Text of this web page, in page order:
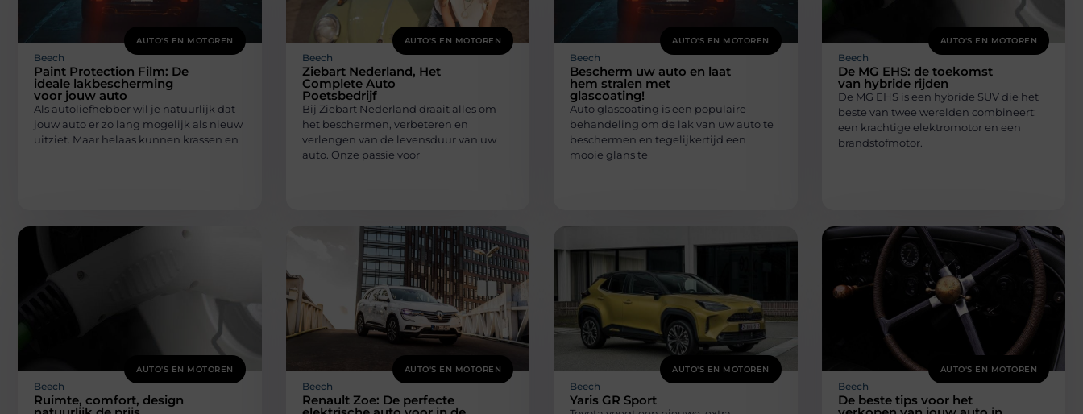
AUTO'S EN MOTOREN
Beech
Paint Protection Film: De
ideale lakbescherming
voor jouw auto
Als autoliefhebber wil je natuurlijk dat
jouw auto er zo lang mogelijk als nieuw
uitziet. Maar helaas kunnen krassen en
AUTO'S EN MOTOREN
Beech
Ziebart Nederland, Het
Complete Auto
Poetsbedrijf
Bij Ziebart Nederland draait alles om
het beschermen, verbeteren en
verlengen van de levensduur van uw
auto. Onze passie voor
AUTO'S EN MOTOREN
Beech
Bescherm uw auto en laat
hem stralen met
glascoating!
Auto glascoating is een populaire
behandeling om de lak van uw auto te
beschermen en tegelijkertijd een
mooie glans te
AUTO'S EN MOTOREN
Beech
De MG EHS: de toekomst
van hybride rijden
De MG EHS is een hybride SUV die het
beste van twee werelden combineert:
een krachtige elektromotor en een
brandstofmotor.
AUTO'S EN MOTOREN
Beech
Ruimte, comfort, design
AUTO'S EN MOTOREN
Beech
Renault Zoe: De perfecte
AUTO'S EN MOTOREN
Beech
Yaris GR Sport
AUTO'S EN MOTOREN
Beech
De beste tips voor het